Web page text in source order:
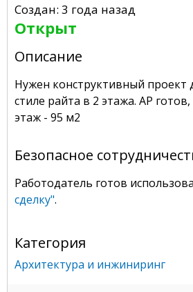
Создан: 3 года назад
Открыт
Описание
Нужен конструктивный проект
стиле райта в 2 этажа. АР
этаж - 95 м2
Безопасное
Работодатель готов
сделку".
Категория
Архитектура и инжиниринг